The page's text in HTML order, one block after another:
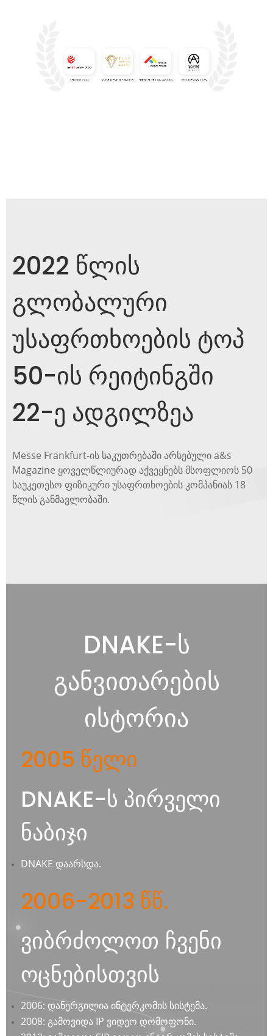
2022 წლის
გლობალური
უსაფრთხოების ტოპ
50-ის რეიტინგში
22-ე ადგილზეა
Messe Frankfurt-ის საკუთრებაში არსებული a&s
Magazine ყოველწლიურად აქვეყნებს მსოფლიოს 50
საუკეთესო ფიზიკური უსაფრთხოების კომპანიას 18
წლის განმავლობაში.
DNAKE-ს
განვითარების
ისტორია
2005 წელი
DNAKE-ს პირველი
ნაბიჯი
DNAKE დაარსდა.
2006-2013 წწ.
ვიბრძოლოთ ჩვენი
ოცნებისთვის
2006: დანერგილია ინტერკომის სისტემა.
2008: გამოვიდა IP ვიდეო დომოფონი.